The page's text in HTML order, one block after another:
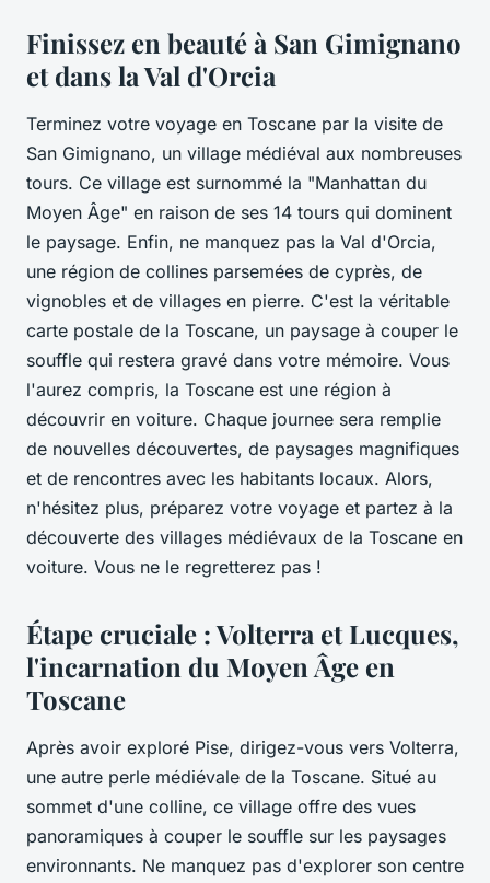
Finissez en beauté à San Gimignano
et dans la Val d'Orcia
Terminez votre voyage en Toscane par la visite de
San Gimignano, un village médiéval aux nombreuses
tours. Ce village est surnommé la "Manhattan du
Moyen Âge" en raison de ses 14 tours qui dominent
le paysage. Enfin, ne manquez pas la Val d'Orcia,
une région de collines parsemées de cyprès, de
vignobles et de villages en pierre. C'est la véritable
carte postale de la Toscane, un paysage à couper le
souffle qui restera gravé dans votre mémoire. Vous
l'aurez compris, la Toscane est une région à
découvrir en voiture. Chaque journee sera remplie
de nouvelles découvertes, de paysages magnifiques
et de rencontres avec les habitants locaux. Alors,
n'hésitez plus, préparez votre voyage et partez à la
découverte des villages médiévaux de la Toscane en
voiture. Vous ne le regretterez pas !
Étape cruciale : Volterra et Lucques,
l'incarnation du Moyen Âge en
Toscane
Après avoir exploré Pise, dirigez-vous vers Volterra,
une autre perle médiévale de la Toscane. Situé au
sommet d'une colline, ce village offre des vues
panoramiques à couper le souffle sur les paysages
environnants. Ne manquez pas d'explorer son centre